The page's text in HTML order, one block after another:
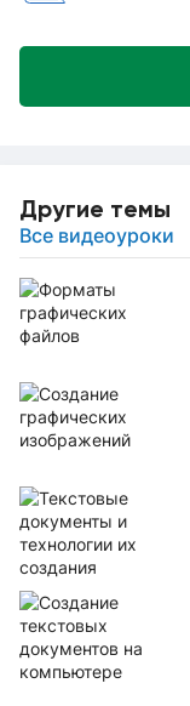
Другие темы
Все видеоуроки